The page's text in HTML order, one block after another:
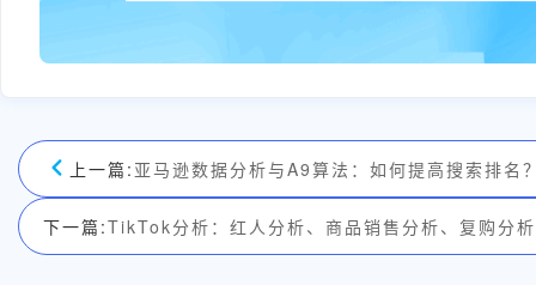
上一篇: 亚马逊数据分析与A9算法：如何提高搜索排名
下一篇:TikTok分析：红人分析、商品销售分析、复购分